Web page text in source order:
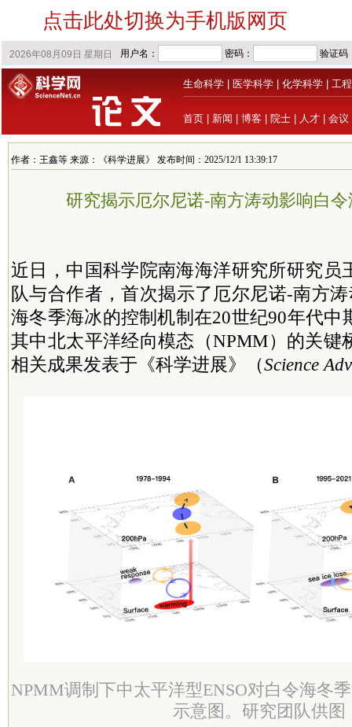
点击此处切换为手机版网页
生命科学 医学科学 化学科学 工
首页 新闻 博客 院士 人才 会议
作者：王鑫等 来源：《科学进展》 发布时间：2025/12/1 13:39:17
研究揭示厄尔尼诺-南方涛动影响白
近日，中国科学院南海海洋研究所研究员
队与合作者，首次揭示了厄尔尼诺-南方
海冬季海冰的控制机制在20世纪90年代中
其中北太平洋经向模态（NPMM）的关键
相关成果发表于《科学进展》（Science
NPMM调制下中太平洋型ENSO对白令海冬
示意图。研究团队供图